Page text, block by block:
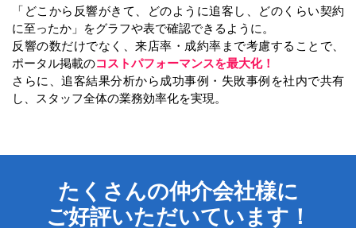
「どこから反響がきて、どのように追客し、どのくらい契約
に至ったか」をグラフや表で確認できるように。
反響の数だけでなく、来店率・成約率まで考慮することで、
ポータル掲載のコストパフォーマンスを最大化！
さらに、追客結果分析から成功事例・失敗事例を社内で共有
し、スタッフ全体の業務効率化を実現。
たくさんの仲介会社様に
ご好評いただいています！